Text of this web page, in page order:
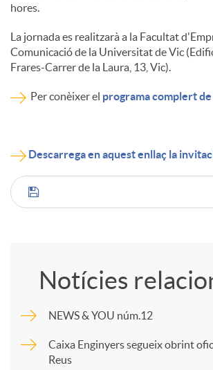
hores.
La jornada es realitzarà a la Facultat
Comunicació de la Universitat de Vic
Frares-Carrer de la Laura, 13, Vic).
Per conèixer el programa complert
Descarrega en aquest enllaç la
C
p
Notícies
NEWS & YOU núm.12
Caixa Enginyers segueix obrint
Reus